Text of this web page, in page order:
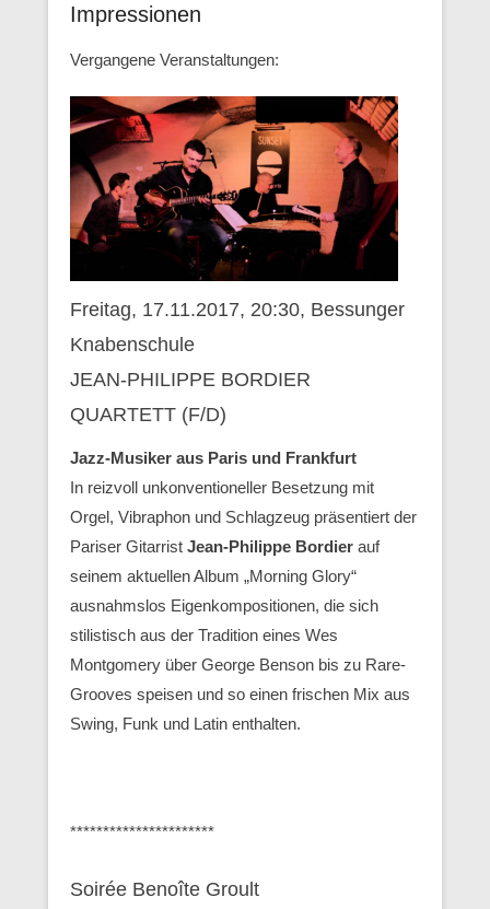
Impressionen
Vergangene Veranstaltungen:
Freitag, 17.11.2017, 20:30, Bessunger
Knabenschule
JEAN-PHILIPPE BORDIER
QUARTETT (F/D)
Jazz-Musiker aus Paris und Frankfurt
In reizvoll unkonventioneller Besetzung mit
Orgel, Vibraphon und Schlagzeug präsentiert der
Pariser Gitarrist Jean-Philippe Bordier auf
seinem aktuellen Album „Morning Glory“
ausnahmslos Eigenkompositionen, die sich
stilistisch aus der Tradition eines Wes
Montgomery über George Benson bis zu Rare-
Grooves speisen und so einen frischen Mix aus
Swing, Funk und Latin enthalten.
**********************
Soirée Benoîte Groult